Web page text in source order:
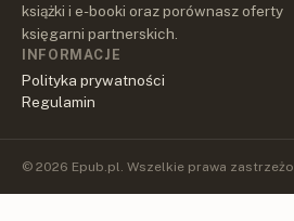
książki i e-booki oraz porównasz oferty
księgarni partnerskich.
INFORMACJE
Polityka prywatności
Regulamin
© 2026 Epub.pl. Wszelkie prawa